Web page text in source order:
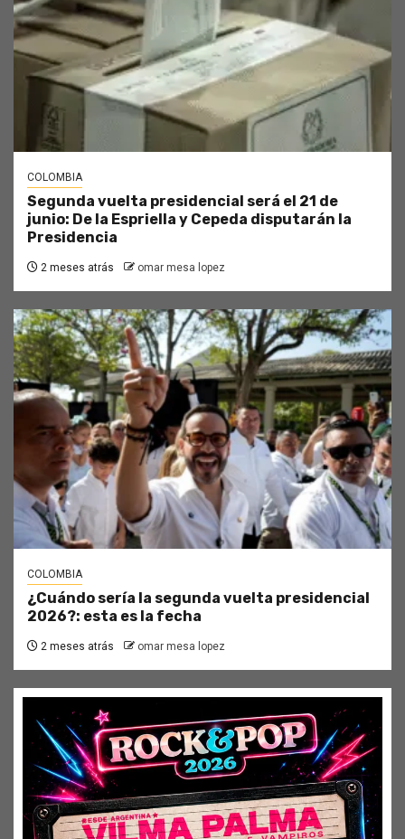
COLOMBIA
Segunda vuelta presidencial será el 21 de
junio: De la Espriella y Cepeda disputarán la
Presidencia
2 meses atrás omar mesa lopez
COLOMBIA
¿Cuándo sería la segunda vuelta presidencial
2026?: esta es la fecha
2 meses atrás omar mesa lopez